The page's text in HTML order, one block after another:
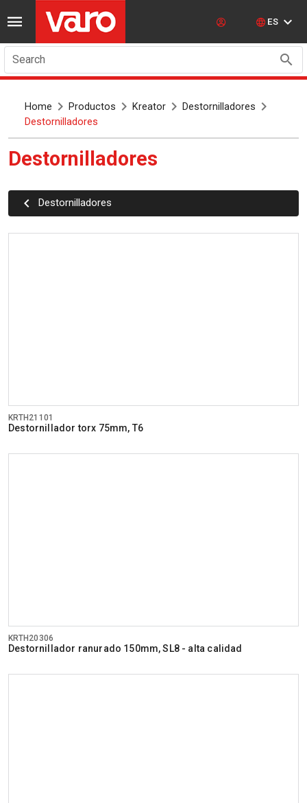
ES
Search
Home Productos Kreator
Destornilladores
Destornilladores
Destornilladores
Destornilladores
KRTH21101
Destornillador torx 75mm, T6
KRTH20306
Destornillador ranurado 150mm, SL8 - alta calidad